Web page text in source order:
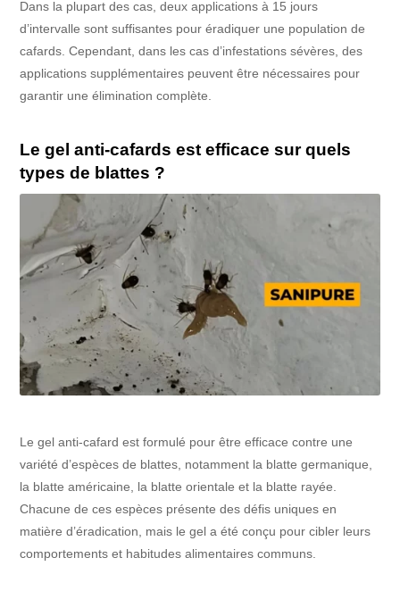
Dans la plupart des cas, deux applications à 15 jours
d’intervalle sont suffisantes pour éradiquer une population de
cafards. Cependant, dans les cas d’infestations sévères, des
applications supplémentaires peuvent être nécessaires pour
garantir une élimination complète.
Le gel anti-cafards est efficace sur quels
types de blattes ?
Le gel anti-cafard est formulé pour être efficace contre une
variété d’espèces de blattes, notamment la blatte germanique,
la blatte américaine, la blatte orientale et la blatte rayée.
Chacune de ces espèces présente des défis uniques en
matière d’éradication, mais le gel a été conçu pour cibler leurs
comportements et habitudes alimentaires communs.